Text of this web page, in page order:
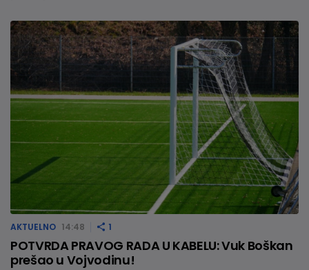
AKTUELNO 14:48 1
POTVRDA PRAVOG RADA U KABELU: Vuk Boškan
prešao u Vojvodinu!